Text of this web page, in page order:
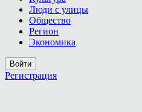
Люди с улицы
Общество
Регион
Экономика
Войти
Регистрация